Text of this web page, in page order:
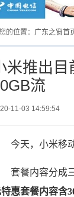
的位置： 广东之窗首
米推出目
流
11-03 14:59:54
今天，小米移
套餐内容分成
惠套餐内容含